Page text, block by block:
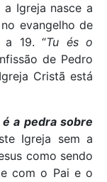
a Igreja nasce a
evangelho de
a 19. “Tu és o
de Pedro
Cristã está
a pedra sobre
Igreja sem a
como sendo
com o Pai e o